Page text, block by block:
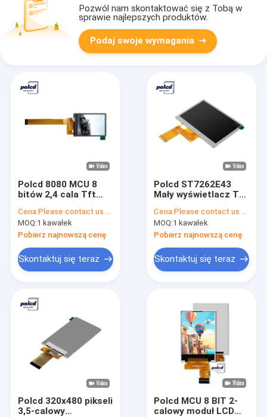
Pozwól nam skontaktować się z Tobą w
sprawie najlepszych produktów.
Podaj swoje wymagania
Polcd 8080 MCU 8
bitów 2,4 cala Tft
Lcd do zastosowań
komercyjnych
Cena:Please contact us for latest price
MOQ:1 kawałek
Pobierz najnowszą cenę
Skontaktuj się teraz
Polcd ST7262E43
Mały wyświetlacz Tft
cala Tft Lcd 800x480
Cena:Please contact us for latest price
MOQ:1 kawałek
Pobierz najnowszą cenę
Skontaktuj się teraz
Polcd 320x480 pikseli
3,5-calowy
Polcd MCU 8 BIT 2-
calowy moduł LCD